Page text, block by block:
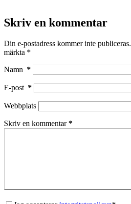
Skriv en kommentar
Din e-postadress kommer inte publiceras.
märkta *
Namn *
E-post *
Webbplats
Skriv en kommentar*